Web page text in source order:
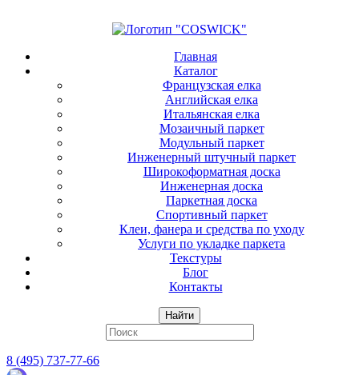
Главная
Каталог
Французская елка
Английская елка
Итальянская елка
Мозаичный паркет
Модульный паркет
Инженерный штучный паркет
Широкоформатная доска
Инженерная доска
Паркетная доска
Спортивный паркет
Клеи, фанера и средства по уходу
Услуги по укладке паркета
Текстуры
Блог
Контакты
Найти
8 (495) 737-77-66